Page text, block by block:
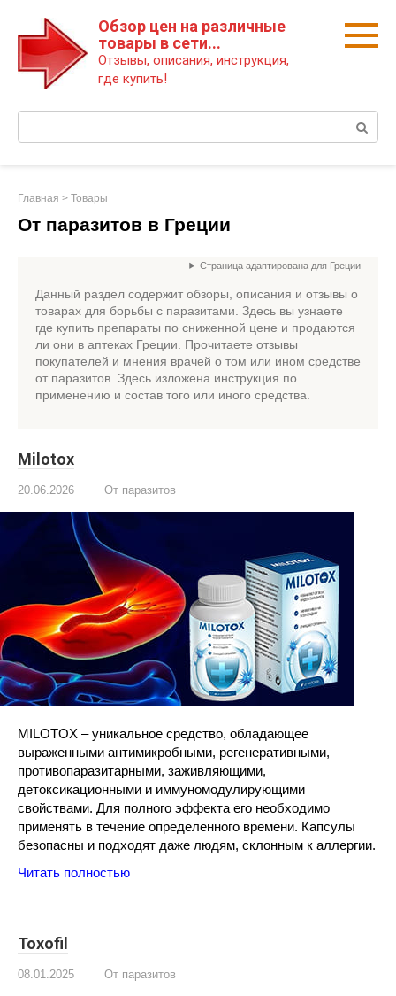
Обзор цен на различные
товары в сети...
Отзывы, описания, инструкция,
где купить!
Главная > Товары
От паразитов в Греции
Страница адаптирована для Греции
Данный раздел содержит обзоры, описания и отзывы о
товарах для борьбы с паразитами. Здесь вы узнаете
где купить препараты по сниженной цене и продаются
ли они в аптеках Греции. Прочитаете отзывы
покупателей и мнения врачей о том или ином средстве
от паразитов. Здесь изложена инструкция по
применению и состав того или иного средства.
Milotox
20.06.2026 От паразитов
MILOTOX – уникальное средство, обладающее
выраженными антимикробными, регенеративными,
противопаразитарными, заживляющими,
детоксикационными и иммуномодулирующими
свойствами. Для полного эффекта его необходимо
применять в течение определенного времени. Капсулы
безопасны и подходят даже людям, склонным к аллергии.
Читать полностью
Toxofil
08.01.2025 От паразитов